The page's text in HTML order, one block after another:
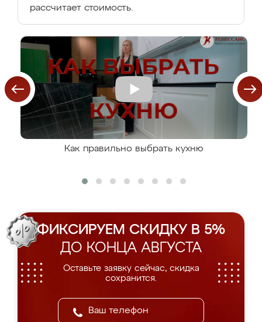
рассчитает стоимость.
Как правильно выбрать кухню
ФИКСИРУЕМ СКИДКУ В 5%
ДО КОНЦА АВГУСТА
Оставьте заявку сейчас, скидка
сохранится.